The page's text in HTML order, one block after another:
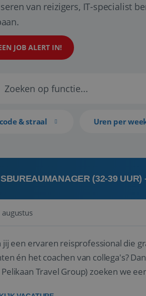
van reizigers, IT-specialist
JOB ALERT IN!
& straal Uren per
(32-39
augustus
jij een ervaren reisprofessional die
én het coachen van collega's? Dan zijn wij op zoek naar
Travel Group) zoeken we